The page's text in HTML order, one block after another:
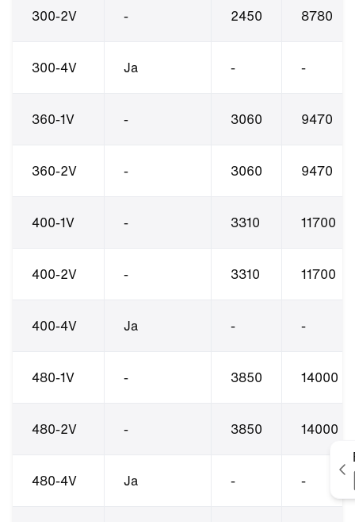
300-2V - 2450 8780
300-4V Ja - -
360-1V - 3060 9470
360-2V - 3060 9470
400-1V - 3310 11700
400-2V - 3310 11700
400-4V Ja - -
480-1V - 3850 14000
480-2V - 3850 14000
480-4V Ja - -